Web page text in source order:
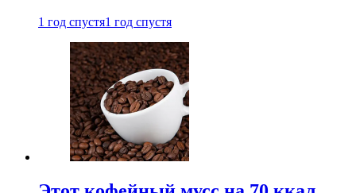
1 год спустя1 год спустя